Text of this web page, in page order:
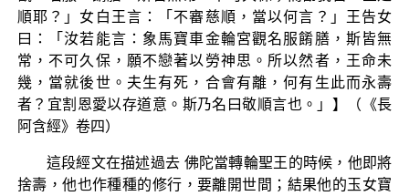
順耶？」女白王言：「不審慈順，當以何言？」王告女
曰：「汝若能言：象馬寶車金輪宮觀名服餚膳，斯皆無
常，不可久保，願不戀著以勞神思。所以然者，王命未
幾，當就後世。夫生有死，合會有離，何有生此而永壽
者？宜割恩愛以存道意。斯乃名曰敬順言也。」】（《長
阿含經》卷四）
這段經文在描述過去 佛陀當轉輪聖王的時候，他即將
捨壽，他也作種種的修行，要離開世間；結果他的玉女寶